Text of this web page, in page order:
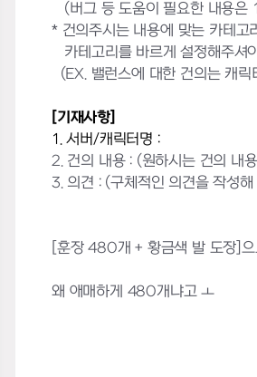
(버그 등 도움이 필요한 내용은
* 건의주시는 내용에 맞는 카테고
카테고리를 바르게 설정해주셔
(EX. 밸런스에 대한 건의는 캐릭
[기재사항]
1. 서버/캐릭터명 :
2. 건의 내용 : (원하시는 건의 내
3. 의견 : (구체적인 의견을 작성해
[훈장 480개 + 황금색 발 도장]
왜 애매하게 480개냐고 ㅗ